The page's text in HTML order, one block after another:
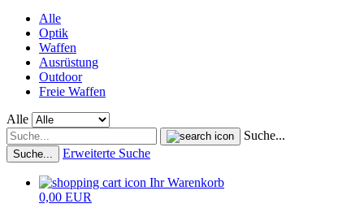
Alle
Optik
Waffen
Ausrüstung
Outdoor
Freie Waffen
Alle
Suche...
Suche... Erweiterte Suche
Ihr Warenkorb
0,00 EUR